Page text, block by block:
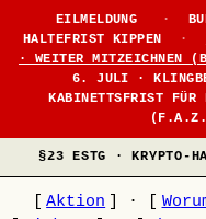
EILMELDUNG ·
HALTEFRIST KIPPEN
·
· WEITER MITZEICHNEN
6. JULI ·
KABINETTSFRIST FÜR
§23 ESTG · KRYPTO-
Aktion ·